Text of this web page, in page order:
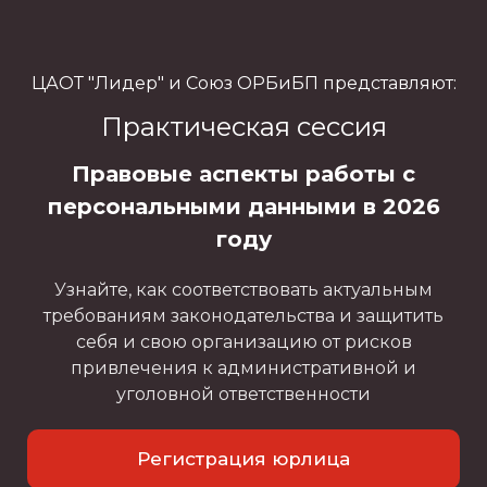
ЦАОТ "Лидер" и Союз ОРБиБП представляют:
Практическая сессия
Правовые аспекты работы с
персональными данными в 2026
году
Узнайте, как соответствовать актуальным
требованиям законодательства и защитить
себя и свою организацию от рисков
привлечения к административной и
уголовной ответственности
Регистрация юрлица